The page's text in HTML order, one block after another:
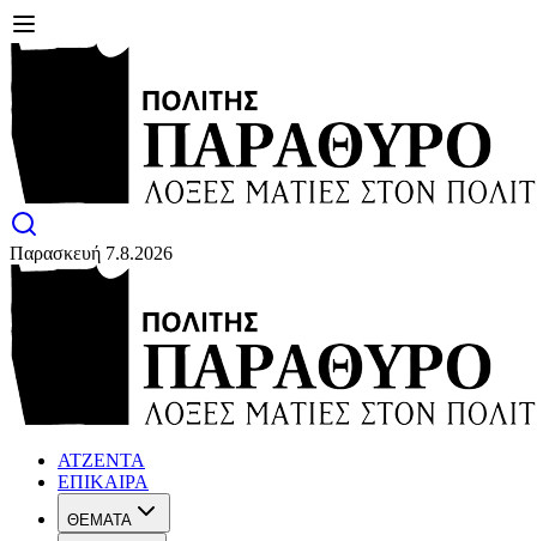
Παρασκευή 7.8.2026
ΑΤΖΕΝΤΑ
ΕΠΙΚΑΙΡΑ
ΘΕΜΑΤΑ